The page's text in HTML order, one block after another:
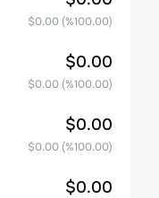
$0.00(%100.00)
$0.00
$0.00(%100.00)
$0.00
$0.00(%100.00)
$0.00